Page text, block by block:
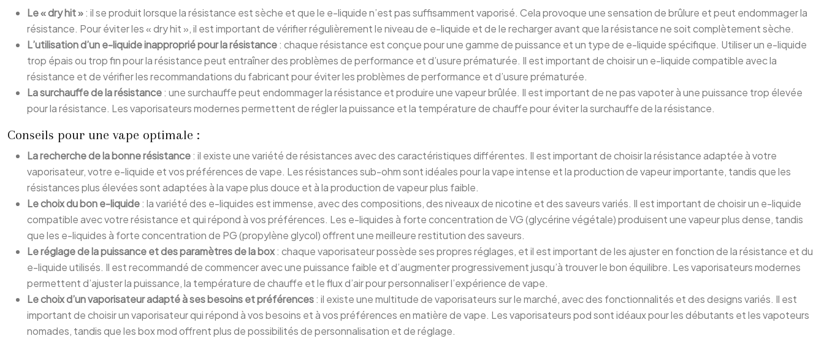
Le « dry hit »: il se produit lorsque la résistance est sèche et que le e-liquide n’est pas suffisamment vaporisé. Cela provoque une sensation de brûlure et peut endommager la
résistance. Pour éviter les « dry hit », il est important de vérifier régulièrement le niveau de e-liquide et de le recharger avant que la résistance ne soit complètement sèche.
L’utilisation d’un e-liquide inapproprié pour la résistance: chaque résistance est conçue pour une gamme de puissance et un type de e-liquide spécifique. Utiliser un e-liquide
trop épais ou trop fin pour la résistance peut entraîner des problèmes de performance et d’usure prématurée. Il est important de choisir un e-liquide compatible avec la
résistance et de vérifier les recommandations du fabricant pour éviter les problèmes de performance et d’usure prématurée.
La surchauffe de la résistance: une surchauffe peut endommager la résistance et produire une vapeur brûlée. Il est important de ne pas vapoter à une puissance trop élevée
pour la résistance. Les vaporisateurs modernes permettent de régler la puissance et la température de chauffe pour éviter la surchauffe de la résistance.
Conseils pour une vape optimale :
La recherche de la bonne résistance: il existe une variété de résistances avec des caractéristiques différentes. Il est important de choisir la résistance adaptée à votre
vaporisateur, votre e-liquide et vos préférences de vape. Les résistances sub-ohm sont idéales pour la vape intense et la production de vapeur importante, tandis que les
résistances plus élevées sont adaptées à la vape plus douce et à la production de vapeur plus faible.
Le choix du bon e-liquide: la variété des e-liquides est immense, avec des compositions, des niveaux de nicotine et des saveurs variés. Il est important de choisir un e-liquide
compatible avec votre résistance et qui répond à vos préférences. Les e-liquides à forte concentration de VG (glycérine végétale) produisent une vapeur plus dense, tandis
que les e-liquides à forte concentration de PG (propylène glycol) offrent une meilleure restitution des saveurs.
Le réglage de la puissance et des paramètres de la box: chaque vaporisateur possède ses propres réglages, et il est important de les ajuster en fonction de la résistance et du
e-liquide utilisés. Il est recommandé de commencer avec une puissance faible et d’augmenter progressivement jusqu’à trouver le bon équilibre. Les vaporisateurs modernes
permettent d’ajuster la puissance, la température de chauffe et le flux d’air pour personnaliser l’expérience de vape.
Le choix d’un vaporisateur adapté à ses besoins et préférences: il existe une multitude de vaporisateurs sur le marché, avec des fonctionnalités et des designs variés. Il est
important de choisir un vaporisateur qui répond à vos besoins et à vos préférences en matière de vape. Les vaporisateurs pod sont idéaux pour les débutants et les vapoteurs
nomades, tandis que les box mod offrent plus de possibilités de personnalisation et de réglage.